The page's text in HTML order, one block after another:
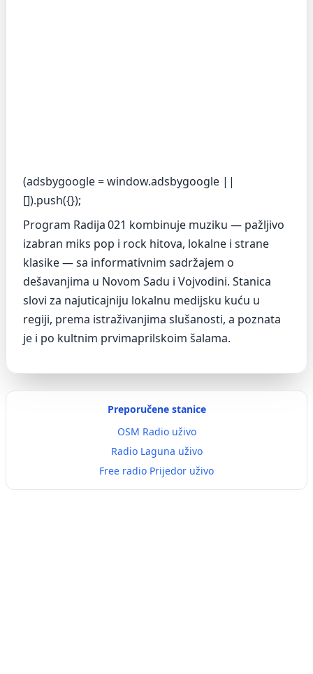
(adsbygoogle = window.adsbygoogle ||
[]).push({});
Program Radija 021 kombinuje muziku — pažljivo
izabran miks pop i rock hitova, lokalne i strane
klasike — sa informativnim sadržajem o
dešavanjima u Novom Sadu i Vojvodini. Stanica
slovi za najuticajniju lokalnu medijsku kuću u
regiji, prema istraživanjima slušanosti, a poznata
je i po kultnim prvimaprilskoim šalama.
Preporučene stanice
OSM Radio uživo
Radio Laguna uživo
Free radio Prijedor uživo